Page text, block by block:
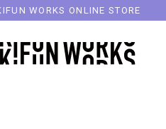
WORKS ONLINE STORE